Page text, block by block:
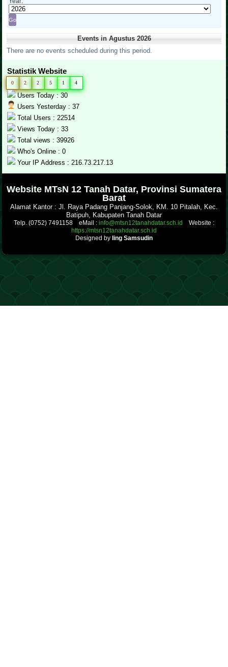
Events in Agustus 2026
There are no events scheduled during this period.
Statistik Website
0 2 2 5 1 4
Users Today : 30
Users Yesterday : 37
Total Users : 22514
Views Today : 33
Total views : 39926
Who's Online : 0
Your IP Address : 216.73.217.13
Website MTsN 12 Tanah Datar, Provinsi Sumatera
Barat
Alamat Kantor : Jl. Raya Padang Panjang-Solok, KM. 10 Pitalah, Kec.
Batipuh, Kabupaten Tanah Datar
Telp. (0752) 7491158 eMail : info@mtsn12tanahdatar.sch.id
Website :
https://mtsn12tanahdatar.sch.id
Designed by Iing Samsudin